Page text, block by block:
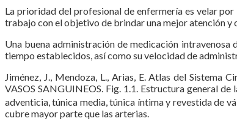
La prioridad del profesional de enfermería es velar
trabajo con el objetivo de brindar una mejor atención
Una buena administración de medicación intravenosa
tiempo establecidos, así como su velocidad de
Jiménez, J., Mendoza, L., Arias, E. Atlas del
VASOS SANGUINEOS. Fig. 1.1. Estructura general
adventicia, túnica media, túnica íntima y revestida de
cubre mayor parte que las arterias.